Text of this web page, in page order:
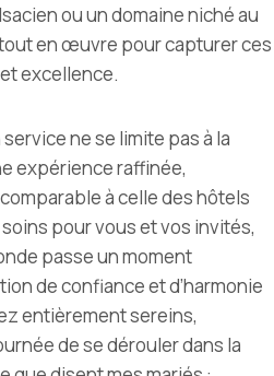
ou un domaine niché au
en œuvre pour capturer ces
excellence.
ne se limite pas à la
expérience raffinée,
à celle des hôtels
pour vous et vos invités,
passe un moment
de confiance et d’harmonie
entièrement sereins,
de se dérouler dans la